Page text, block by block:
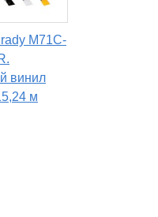
M71C-
винил
м